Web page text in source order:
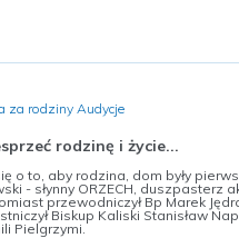
za rodziny Audycje
rodzinę i życie...
o to, aby rodzina, dom były
- słynny ORZECH, duszpasterz
przewodniczył Bp Marek
Biskup Kaliski Stanisław
Pielgrzymi.